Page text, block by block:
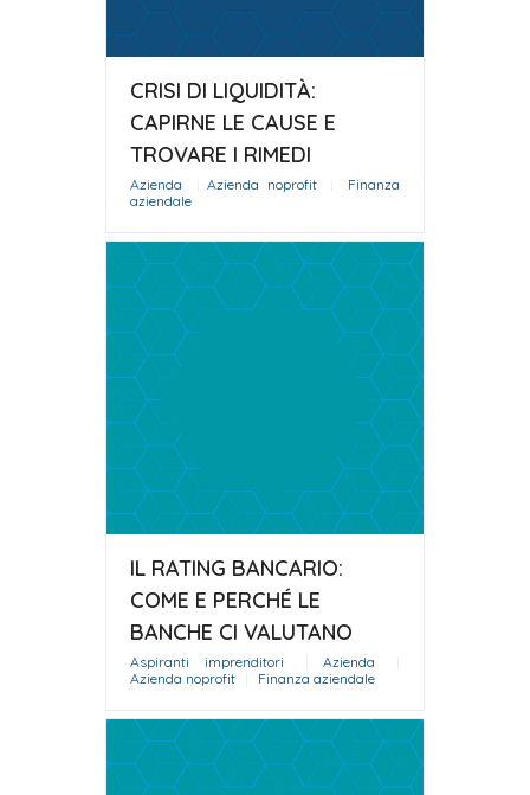
CRISI DI LIQUIDITÀ:
CAPIRNE LE CAUSE E
TROVARE I RIMEDI
Azienda |Azienda noprofit
Finanza
aziendale
IL RATING BANCARIO:
COME E PERCHÉ LE
BANCHE CI VALUTANO
Aspiranti imprenditori |Azienda
Azienda noprofit
Finanza aziendale